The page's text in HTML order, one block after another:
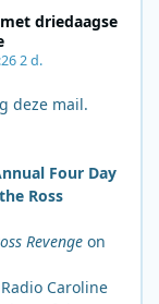
driedaagse
2 d.
deze mail.
Four Day
Ross
Revenge on
Caroline